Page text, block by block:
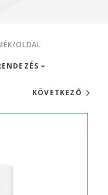
OLDAL
KÖVETKEZŐ